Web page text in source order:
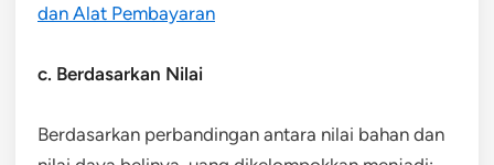
dan Alat Pembayaran
c. Berdasarkan Nilai
Berdasarkan perbandingan antara nilai bahan dan